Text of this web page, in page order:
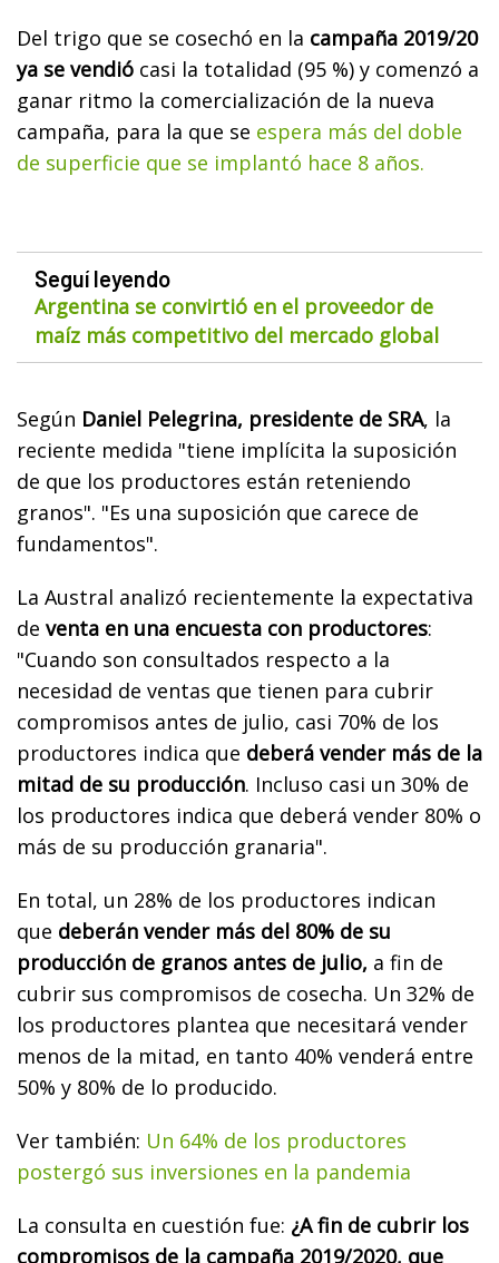
Del trigo que se cosechó en la campaña 2019/20
ya se vendió casi la totalidad (95 %) y comenzó a
ganar ritmo la comercialización de la nueva
campaña, para la que se espera más del doble
de superficie que se implantó hace 8 años.
Seguí leyendo
Argentina se convirtió en el proveedor de
maíz más competitivo del mercado global
Según Daniel Pelegrina, presidente de SRA, la
reciente medida "tiene implícita la suposición
de que los productores están reteniendo
granos". "Es una suposición que carece de
fundamentos".
La Austral analizó recientemente la expectativa
de venta en una encuesta con productores:
"Cuando son consultados respecto a la
necesidad de ventas que tienen para cubrir
compromisos antes de julio, casi 70% de los
productores indica que deberá vender más de la
mitad de su producción. Incluso casi un 30% de
los productores indica que deberá vender 80% o
más de su producción granaria".
En total, un 28% de los productores indican
que deberán vender más del 80% de su
producción de granos antes de julio, a fin de
cubrir sus compromisos de cosecha. Un 32% de
los productores plantea que necesitará vender
menos de la mitad, en tanto 40% venderá entre
50% y 80% de lo producido.
Ver también: Un 64% de los productores
postergó sus inversiones en la pandemia
La consulta en cuestión fue: ¿A fin de cubrir los
compromisos de la campaña 2019/2020, que